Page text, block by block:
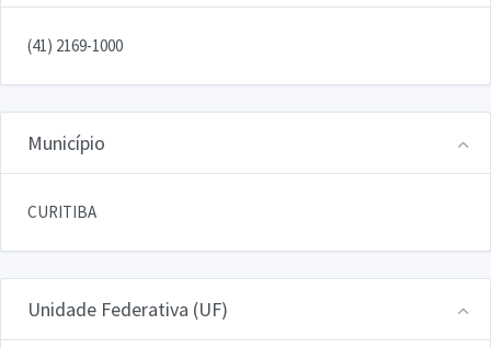
(41) 2169-1000
Município
CURITIBA
Unidade Federativa (UF)